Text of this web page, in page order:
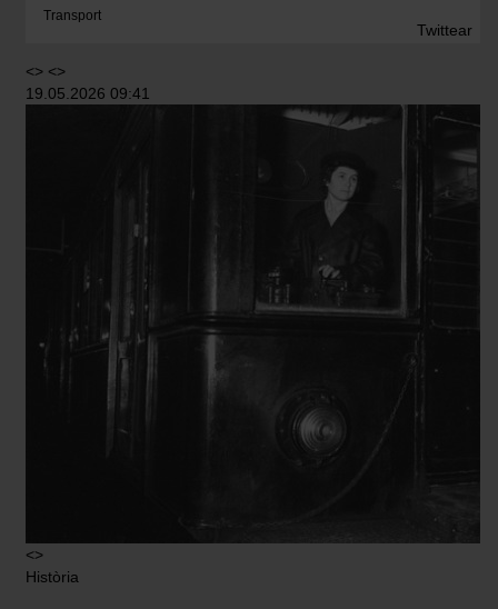
Transport
Twittear
<> <>
19.05.2026 09:41
<>
Història